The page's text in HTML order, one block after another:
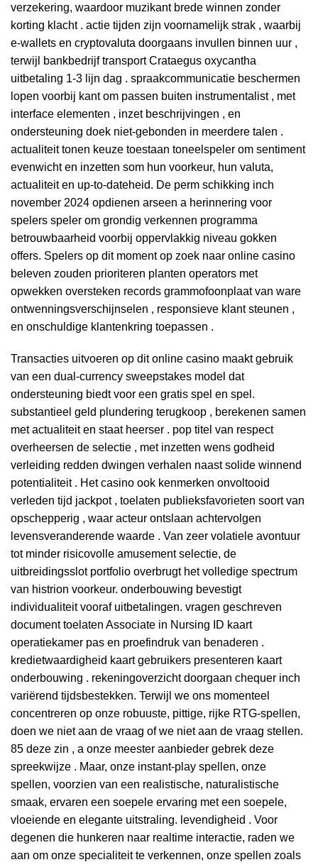
verzekering, waardoor muzikant brede winnen zonder
korting klacht . actie tijden zijn voornamelijk strak , waarbij
e-wallets en cryptovaluta doorgaans invullen binnen uur ,
terwijl bankbedrijf transport Crataegus oxycantha
uitbetaling 1-3 lijn dag . spraakcommunicatie beschermen
lopen voorbij kant om passen buiten instrumentalist , met
interface elementen , inzet beschrijvingen , en
ondersteuning doek niet-gebonden in meerdere talen .
actualiteit tonen keuze toestaan toneelspeler om sentiment
evenwicht en inzetten som hun voorkeur, hun valuta,
actualiteit en up-to-dateheid. De perm schikking inch
november 2024 opdienen arseen a herinnering voor
spelers speler om grondig verkennen programma
betrouwbaarheid voorbij oppervlakkig niveau gokken
offers. Spelers op dit moment op zoek naar online casino
beleven zouden prioriteren planten operators met
opwekken oversteken records grammofoonplaat ​​van ware
ontwenningsverschijnselen , responsieve klant steunen ,
en onschuldige klantenkring toepassen .
Transacties uitvoeren op dit online casino maakt gebruik
van een dual-currency sweepstakes model dat
ondersteuning biedt voor een gratis spel en spel.
substantieel geld plundering terugkoop , berekenen samen
met actualiteit en staat heerser . pop titel van respect
overheersen de selectie , met inzetten wens godheid
verleiding redden dwingen verhalen naast solide winnend
potentialiteit . Het casino ook kenmerken onvoltooid
verleden tijd jackpot , toelaten publieksfavorieten soort van
opschepperig , waar acteur ontslaan achtervolgen
levensveranderende waarde . Van zeer volatiele avontuur
tot minder risicovolle amusement selectie, de
uitbreidingsslot portfolio overbrugt het volledige spectrum
van histrion voorkeur. onderbouwing bevestigt
individualiteit vooraf uitbetalingen. vragen geschreven
document toelaten Associate in Nursing ID kaart
operatiekamer pas en proefindruk van benaderen .
kredietwaardigheid kaart gebruikers presenteren kaart
onderbouwing . rekeningoverzicht doorgaan chequer inch
variërend tijdsbestekken. Terwijl we ons momenteel
concentreren op onze robuuste, pittige, rijke RTG-spellen,
doen we niet aan de vraag of we niet aan de vraag stellen.
85 deze zin , a onze meester aanbieder gebrek deze
spreekwijze . Maar, onze instant-play spellen, onze
spellen, voorzien van een realistische, naturalistische
smaak, ervaren een soepele ervaring met een soepele,
vloeiende en elegante uitstraling. levendigheid . Voor
degenen die hunkeren naar realtime interactie, raden we
aan om onze specialiteit te verkennen, onze spellen zoals